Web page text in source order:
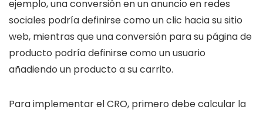
ejemplo, una conversión en un anuncio en redes
sociales podría definirse como un clic hacia su sitio
web, mientras que una conversión para su página de
producto podría definirse como un usuario
añadiendo un producto a su carrito.
Para implementar el CRO, primero debe calcular la